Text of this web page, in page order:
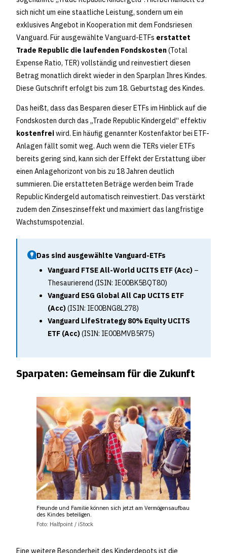
sich nicht um eine staatliche Leistung, sondern um ein
exklusives Angebot in Kooperation mit dem Fondsriesen
Vanguard. Für ausgewählte Vanguard-ETFs erstattet
Trade Republic die laufenden Fondskosten(Total
Expense Ratio, TER) vollständig und reinvestiert diesen
Betrag monatlich direkt wieder in den Sparplan Ihres Kindes.
Diese Gutschrift erfolgt bis zum 18. Geburtstag des Kindes.
Das heißt, dass das Besparen dieser ETFs im Hinblick auf die
Fondskosten durch das „Trade Republic Kindergeld“ effektiv
kostenfreiwird. Ein häufig genannter Kostenfaktor bei ETF-
Anlagen fällt somit weg. Auch wenn die TERs vieler ETFs
bereits gering sind, kann sich der Effekt der Erstattung über
einen Anlagehorizont von bis zu 18 Jahren deutlich
summieren. Die erstatteten Beträge werden beim Trade
Republic Kindergeld automatisch reinvestiert. Das verstärkt
zudem den Zinseszinseffekt und maximiert das langfristige
Wachstumspotenzial.
Das sind ausgewählte Vanguard-ETFs
Vanguard FTSE All-World UCITS ETF (Acc) –
Thesaurierend (ISIN: IE00BK5BQT80)
Vanguard ESG Global All Cap UCITS ETF
(Acc)(ISIN: IE00BNG8L278)
Vanguard LifeStrategy 80% Equity UCITS
ETF (Acc)(ISIN: IE00BMVB5R75)
Sparpaten: Gemeinsam für die Zukunft
Freunde und Familie können sich jetzt am Vermögensaufbau
des Kindes beteiligen.
Foto: Halfpoint / iStock
Eine weitere Besonderheit des Kinderdepots ist die